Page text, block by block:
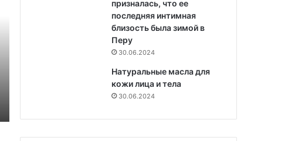
призналась, что ее
последняя интимная
близость была зимой в
Перу
30.06.2024
Натуральные масла для
кожи лица и тела
30.06.2024